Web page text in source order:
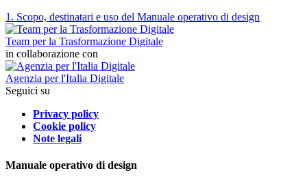
1. Scopo, destinatari e uso del Manuale operativo di design
Team per la Trasformazione Digitale
in collaborazione con
Agenzia per l'Italia Digitale
Seguici su
Privacy policy
Cookie policy
Note legali
Manuale operativo di design